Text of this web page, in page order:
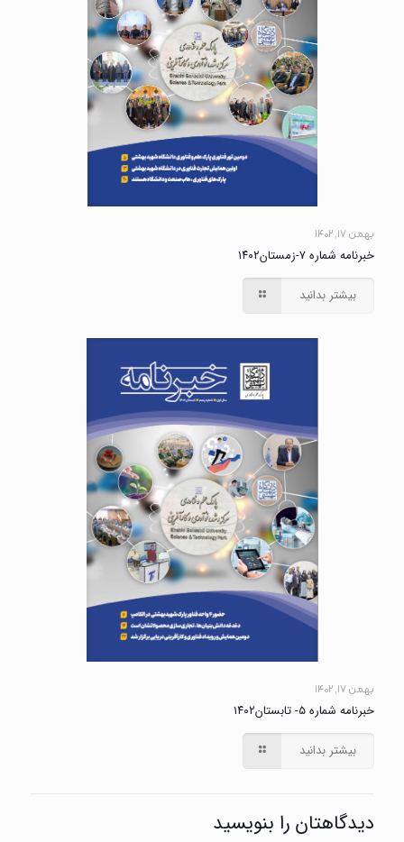
بهمن ۱۷, ۱۴۰۲
خبرنامه شماره ۷-زمستان۱۴۰۲
بیشتر بدانید
بهمن ۱۷, ۱۴۰۲
خبرنامه شماره ۵- تابستان۱۴۰۲
بیشتر بدانید
دیدگاهتان را بنویسید